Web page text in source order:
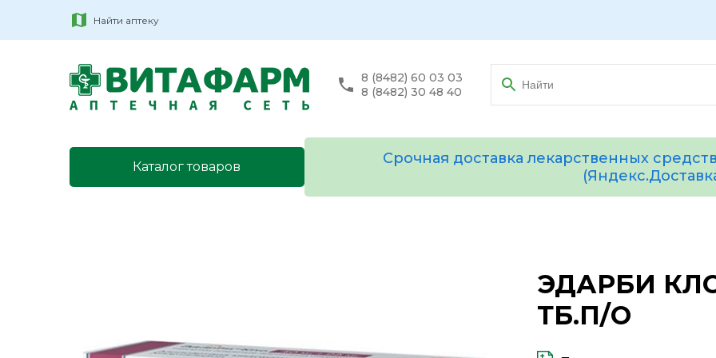
Найти аптеку
8 (8482) 60 03 03
8 (8482) 30 48 40
Каталог товаров
Срочная доставка лекарственных
ЭДАРБИ
ТБ.П/О